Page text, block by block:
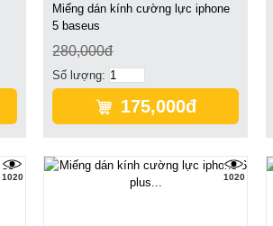
Miếng dán kính cường lực iphone
5 baseus
280,000đ
Số lượng:
175,000đ
1020 1020